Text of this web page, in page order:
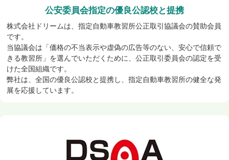
公安委員会指定の優良公認校と提携
株式会社ドリームは、指定自動車教習所公正取引協議会の賛助会員
です。
当協議会は「価格の不当表示や虚偽の広告等のない、安心で信頼で
きる教習所」を選んでいただくために、公正取引委員会の認定を受
けた全国組織です。
弊社は、全国の優良公認校と提携し、指定自動車教習所の健全な発
展を応援しています。